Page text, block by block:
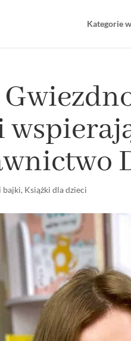
Kategorie
bajki, Książki dla dzieci